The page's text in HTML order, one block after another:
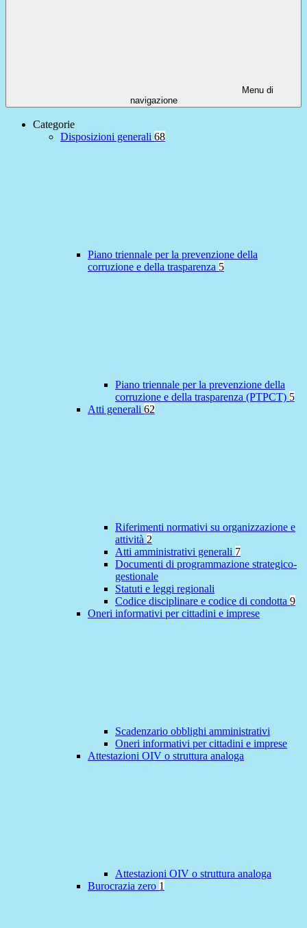
Menu di
navigazione
Categorie
Disposizioni generali 68
Piano triennale per la prevenzione della
corruzione e della trasparenza 5
Piano triennale per la prevenzione della
corruzione e della trasparenza (PTPCT) 5
Atti generali 62
Riferimenti normativi su organizzazione e
attività 2
Atti amministrativi generali 7
Documenti di programmazione strategico-
gestionale
Statuti e leggi regionali
Codice disciplinare e codice di condotta 9
Oneri informativi per cittadini e imprese
Scadenzario obblighi amministrativi
Oneri informativi per cittadini e imprese
Attestazioni OIV o struttura analoga
Attestazioni OIV o struttura analoga
Burocrazia zero 1